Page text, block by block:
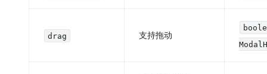
drag 支持拖动